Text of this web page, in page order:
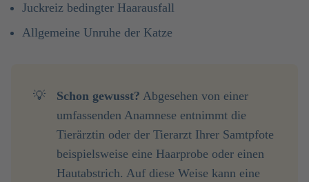
Juckreiz bedingter Haarausfall
Allgemeine Unruhe der Katze
💡 Schon gewusst? Abgesehen von einer
umfassenden Anamnese entnimmt die
Tierärztin oder der Tierarzt Ihrer Samtpfote
beispielsweise eine Haarprobe oder einen
Hautabstrich. Auf diese Weise kann eine